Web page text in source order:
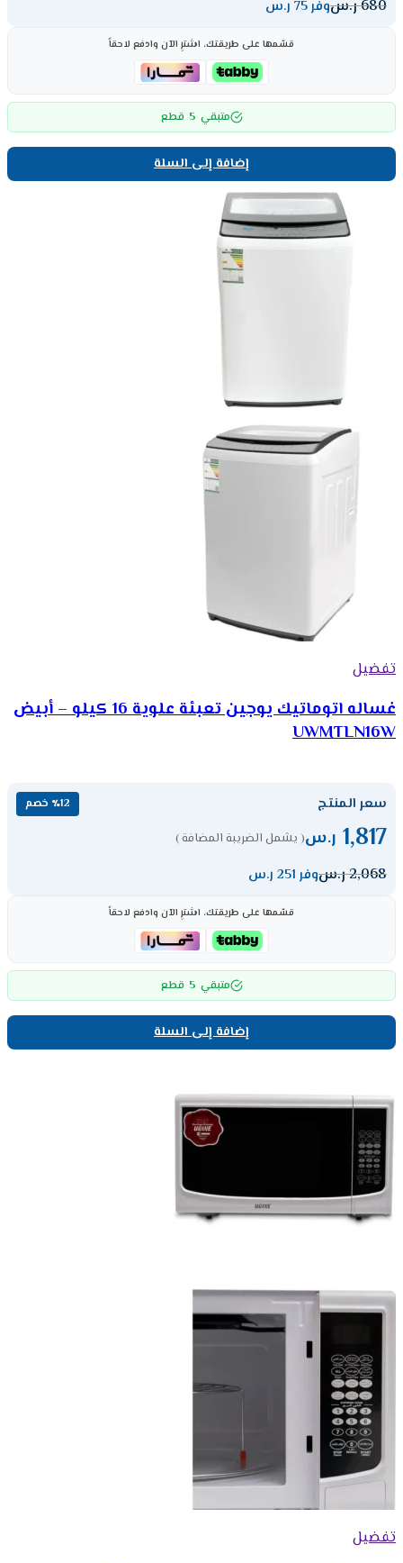
680ر.سوفر 75 ر.س
قسّمها على طريقتك، اشترِ الآن وادفع لاحقاً
متبقي 5 قطع
إضافة إلى السلة
تفضيل
غساله اتوماتيك يوجين تعبئة علوية 16 كيلو – أبيض
UWMTLN16W
سعر المنتج ٪12 خصم
1,817 ر.س( يشمل الضريبة المضافة )
2,068ر.سوفر 251 ر.س
قسّمها على طريقتك، اشترِ الآن وادفع لاحقاً
متبقي 5 قطع
إضافة إلى السلة
تفضيل